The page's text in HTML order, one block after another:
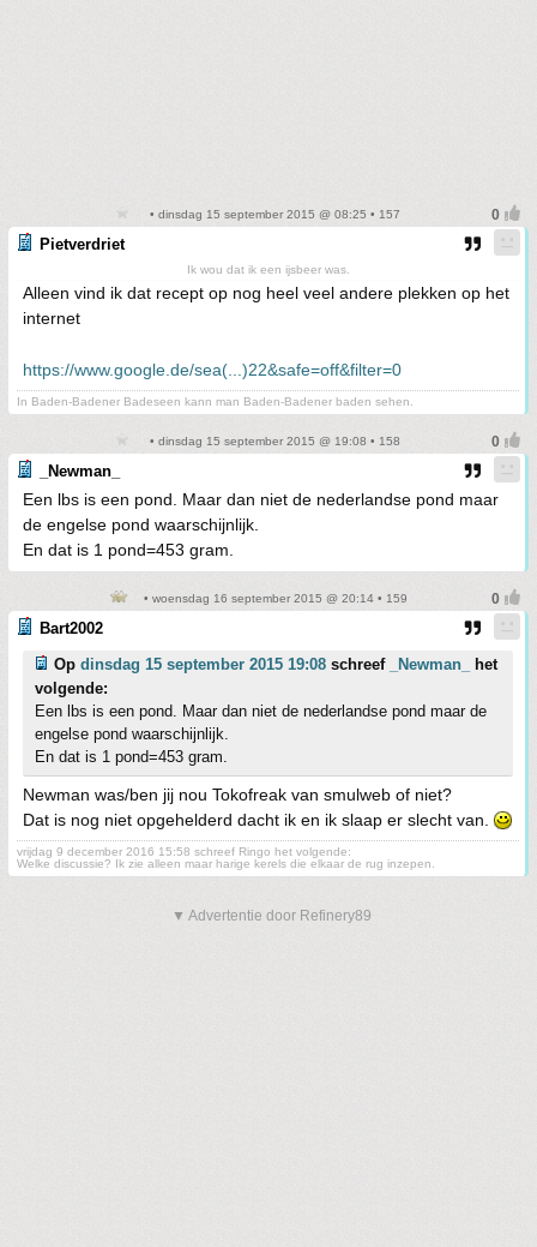
• dinsdag 15 september 2015 @ 08:25 • 157
Pietverdriet
Ik wou dat ik een ijsbeer was.
Alleen vind ik dat recept op nog heel veel andere plekken op het
internet
https://www.google.de/sea(...)22&safe=off&filter=0
In Baden-Badener Badeseen kann man Baden-Badener baden sehen.
• dinsdag 15 september 2015 @ 19:08 • 158
_Newman_
Een lbs is een pond. Maar dan niet de nederlandse pond maar
de engelse pond waarschijnlijk.
En dat is 1 pond=453 gram.
• woensdag 16 september 2015 @ 20:14 • 159
Bart2002
Op dinsdag 15 september 2015 19:08 schreef _Newman_
het
volgende:
Een lbs is een pond. Maar dan niet de nederlandse pond maar de
engelse pond waarschijnlijk.
En dat is 1 pond=453 gram.
Newman was/ben jij nou Tokofreak van smulweb of niet?
Dat is nog niet opgehelderd dacht ik en ik slaap er slecht van.
vrijdag 9 december 2016 15:58 schreef Ringo het volgende:
Welke discussie? Ik zie alleen maar harige kerels die elkaar de rug inzepen.
▼ Advertentie door Refinery89